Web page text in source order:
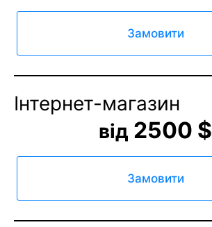
Замовити
Інтернет-магазин
від 2500 $
Замовити